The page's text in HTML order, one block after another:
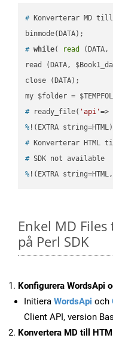
# Konverterar MD till
# while( read (DATA,
read (DATA,
close (DATA);
# ready_file( 'api'=>
% !(EXTRA string=HTML)
# Konverterar HTML
# SDK not available
% !(EXTRA
Enkel MD
på Perl SDK
Konfigurera WordsApi
Initiera WordsApi och
Client API, version
Konvertera MD till